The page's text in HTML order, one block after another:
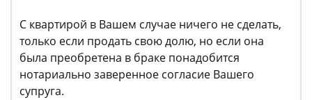
С квартирой в Вашем случае ничего не сделать,
только если продать свою долю, но если она
была преобретена в браке понадобится
нотариально заверенное согласие Вашего
супруга.